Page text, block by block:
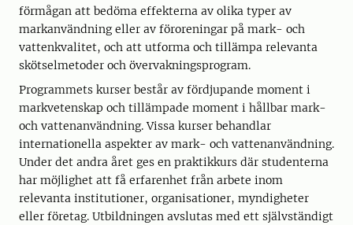
förmågan att bedöma effekterna av olika typer av
markanvändning eller av föroreningar på mark- och
vattenkvalitet, och att utforma och tillämpa relevanta
skötselmetoder och övervakningsprogram.
Programmets kurser består av fördjupande moment i
markvetenskap och tillämpade moment i hållbar mark-
och vattenanvändning. Vissa kurser behandlar
internationella aspekter av mark- och vattenanvändning.
Under det andra året ges en praktikkurs där studenterna
har möjlighet att få erfarenhet från arbete inom
relevanta institutioner, organisationer, myndigheter
eller företag. Utbildningen avslutas med ett självständigt